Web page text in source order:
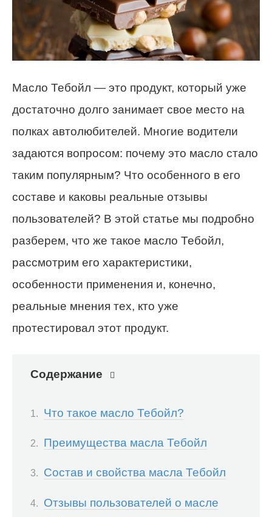
Масло Тебойл — это продукт, который уже
достаточно долго занимает свое место на
полках автолюбителей. Многие водители
задаются вопросом: почему это масло стало
таким популярным? Что особенного в его
составе и каковы реальные отзывы
пользователей? В этой статье мы подробно
разберем, что же такое масло Тебойл,
рассмотрим его характеристики,
особенности применения и, конечно,
реальные мнения тех, кто уже
протестировал этот продукт.
Содержание
Что такое масло Тебойл?
Преимущества масла Тебойл
Состав и свойства масла Тебойл
Отзывы пользователей о масле